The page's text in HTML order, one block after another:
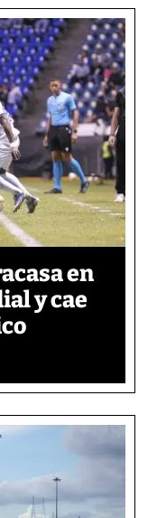
en
y cae